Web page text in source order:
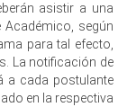
asistir a una
según
para tal efecto,
La notificación de
a cada postulante
en la respectiva